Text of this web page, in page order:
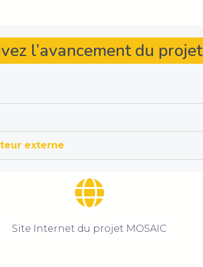
l’avancement du projet
externe
Site Internet du projet MOSAIC